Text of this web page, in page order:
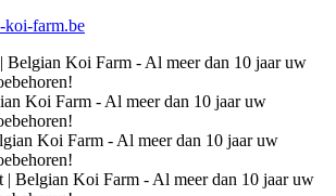
koi-farm.be